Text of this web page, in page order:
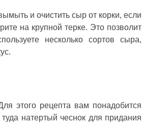
и очистить сыр от корки, если
на крупной терке. Это позволит
несколько сортов сыра,
этого рецепта вам понадобится
натертый чеснок для придания